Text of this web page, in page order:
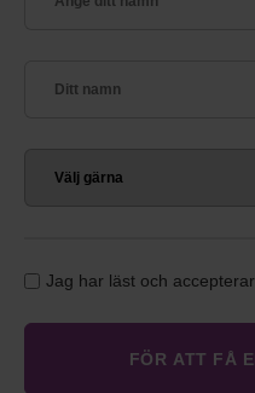
Jag har läst och accepterar